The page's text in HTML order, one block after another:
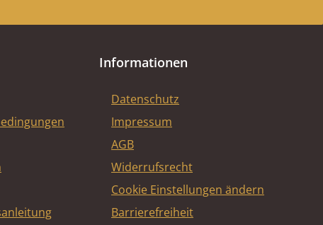
Informationen
Datenschutz
Impressum
AGB
Widerrufsrecht
Cookie Einstellungen ändern
Barrierefreiheit